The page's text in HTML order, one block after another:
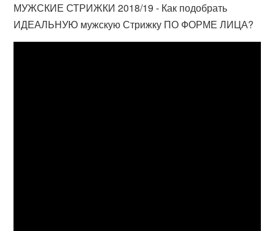
МУЖСКИЕ СТРИЖКИ 2018/19 - Как подобрать
ИДЕАЛЬНУЮ мужскую Стрижку ПО ФОРМЕ ЛИЦА?